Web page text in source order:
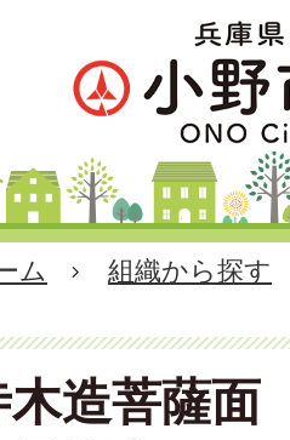
ム 組織から探す
造菩薩面